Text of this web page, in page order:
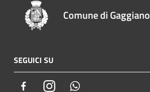
Comune di Gaggiano
SEGUICI SU
FacebookInstagram